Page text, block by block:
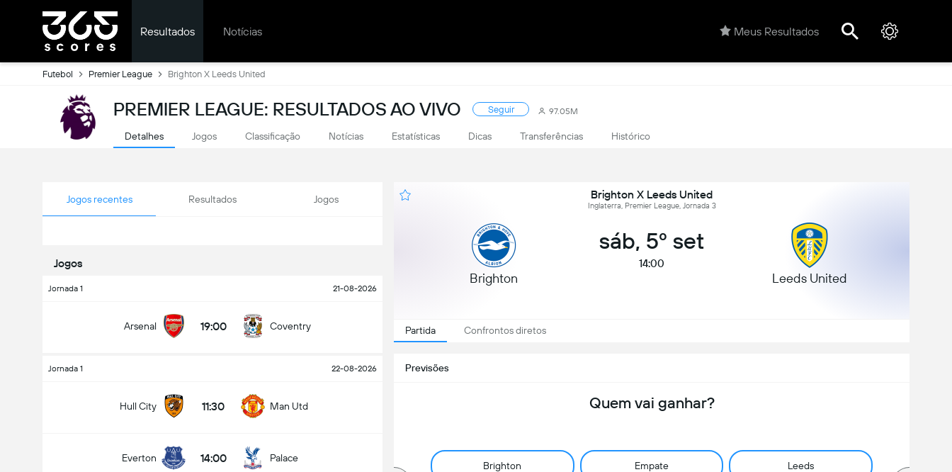
Resultados Notícias Meus Resultados
Futebol Premier League Brighton X Leeds United
PREMIER LEAGUE: RESULTADOS AO VIVO Seguir 97.05M
Detalhes Jogos Classificação Notícias Estatísticas Dicas Transferências Histórico
Jogos recentes Resultados Jogos
Jogos
Jornada 1 21-08-2026
Arsenal 19:00 Coventry
Jornada 1 22-08-2026
Hull City 11:30 Man Utd
Everton 14:00 Palace
Brighton X Leeds United
Inglaterra, Premier League, Jornada 3
Brighton
sáb, 5º set
14:00
Leeds United
Partida Confrontos diretos
Previsões
Quem vai ganhar?
Brighton Empate Leeds
Encontro - Golos (2.5)
Mais de